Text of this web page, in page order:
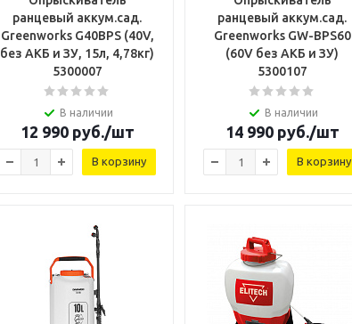
ранцевый аккум.сад.
Greenworks G40BPS (40V,
без АКБ и ЗУ, 15л, 4,78кг)
5300007
В наличии
12 990руб./шт
В корзину
ранцевый аккум.сад.
Greenworks GW-BPS60
(60V без АКБ и ЗУ)
5300107
В наличии
14 990руб./шт
В корзину